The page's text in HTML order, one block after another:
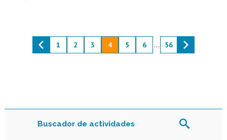
Buscador de actividades
1 2 3 4 5 6 ... 56